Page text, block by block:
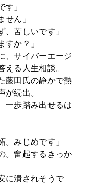
」
せん」
、苦しいです」
すか？」
サイバーエージ
る人生相談。
藤田氏の静かで熱
続出。
一歩踏み出せるは
みじめです」
。奮起するきっか
に潰されそうで